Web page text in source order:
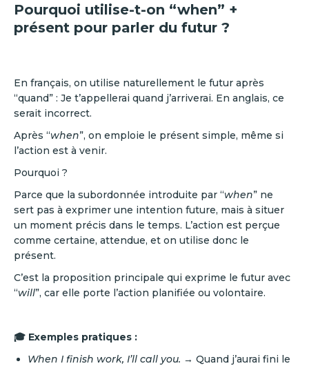
Pourquoi utilise-t-on “when” +
présent pour parler du futur ?
En français, on utilise naturellement le futur après
“quand” : Je t’appellerai quand j’arriverai. En anglais, ce
serait incorrect.
Après “when”, on emploie le présent simple, même si
l’action est à venir.
Pourquoi ?
Parce que la subordonnée introduite par “when” ne
sert pas à exprimer une intention future, mais à situer
un moment précis dans le temps. L’action est perçue
comme certaine, attendue, et on utilise donc le
présent.
C’est la proposition principale qui exprime le futur avec
“will”, car elle porte l’action planifiée ou volontaire.
🎓 Exemples pratiques :
When I finish work, I’ll call you. → Quand j’aurai fini le